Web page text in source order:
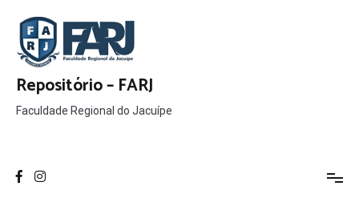
para
conteúdo
Repositório – FARJ
Faculdade Regional do Jacuípe